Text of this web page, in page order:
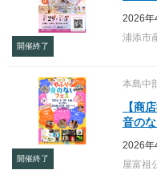
開催終了
2026年
浦添市
開催終了
本島中
【商
音の
2026年
屋富祖